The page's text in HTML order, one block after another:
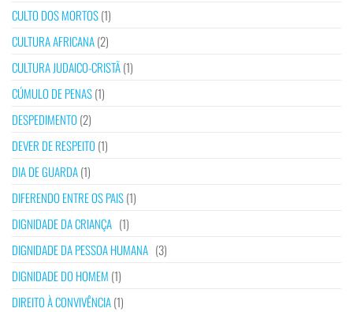
CULTO DOS MORTOS(1)
CULTURA AFRICANA(2)
CULTURA JUDAICO-CRISTÃ(1)
CÚMULO DE PENAS(1)
DESPEDIMENTO (2)
DEVER DE RESPEITO (1)
DIA DE GUARDA(1)
DIFERENDO ENTRE OS PAIS(1)
DIGNIDADE DA CRIANÇA (1)
DIGNIDADE DA PESSOA HUMANA (3)
DIGNIDADE DO HOMEM (1)
DIREITO À CONVIVÊNCIA(1)